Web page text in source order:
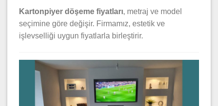
Kartonpiyer döşeme fiyatları, metraj ve model
seçimine göre değişir. Firmamız, estetik ve
işlevselliği uygun fiyatlarla birleştirir.